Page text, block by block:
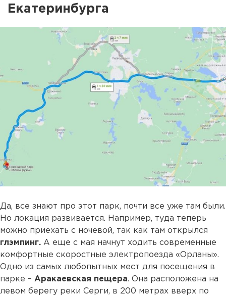
Екатеринбурга
Да, все знают про этот парк, почти все уже там были.
Но локация развивается. Например, туда теперь
можно приехать с ночевой, так как там открылся
глэмпинг. А еще с мая начнут ходить современные
комфортные скоростные электропоезда «Орланы».
Одно из самых любопытных мест для посещения в
парке – Аракаевская пещера. Она расположена на
левом берегу реки Серги, в 200 метрах вверх по